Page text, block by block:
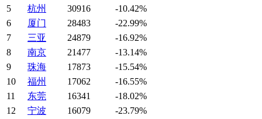
5
杭州 30916
-10.42%
6
厦门 28483
-22.99%
7
三亚 24879
-16.92%
8
南京 21477
-13.14%
9
珠海 17873
-15.54%
10
福州 17062
-16.55%
11
东莞 16341
-18.02%
12
宁波 16079
-23.79%